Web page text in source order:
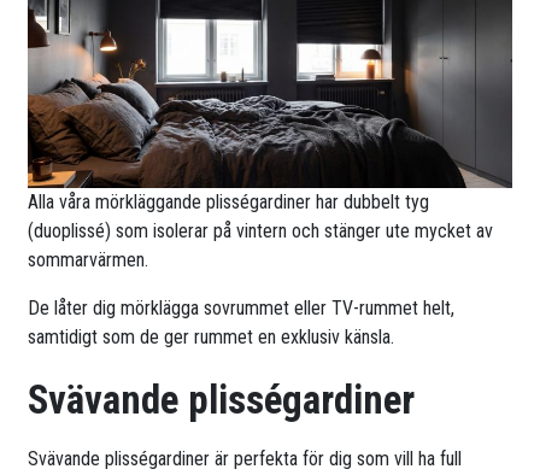
Alla våra mörkläggande plisségardiner har dubbelt tyg
(duoplissé) som isolerar på vintern och stänger ute mycket av
sommarvärmen.
De låter dig mörklägga sovrummet eller TV-rummet helt,
samtidigt som de ger rummet en exklusiv känsla.
Svävande plisségardiner
Svävande plisségardiner är perfekta för dig som vill ha full